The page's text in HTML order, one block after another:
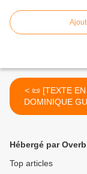
< 📜 [TEXTE EN LIGNE]
DOMINIQUE
UNE FAMILLE
Hébergé par
Top articles